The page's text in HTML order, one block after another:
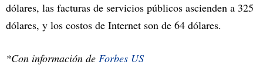
dólares, las facturas de servicios públicos ascienden a 325
dólares, y los costos de Internet son de 64 dólares.
*Con información de Forbes US